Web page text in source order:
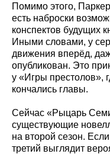
Помимо этого,
есть наброски
конспектов будущих
Иными словами, у
движения вперёд,
опубликован. Это
у «Игры престолов»,
кончались главы.
Сейчас «Рыцарь Семи
существующие
на второй сезон.
третий выглядит